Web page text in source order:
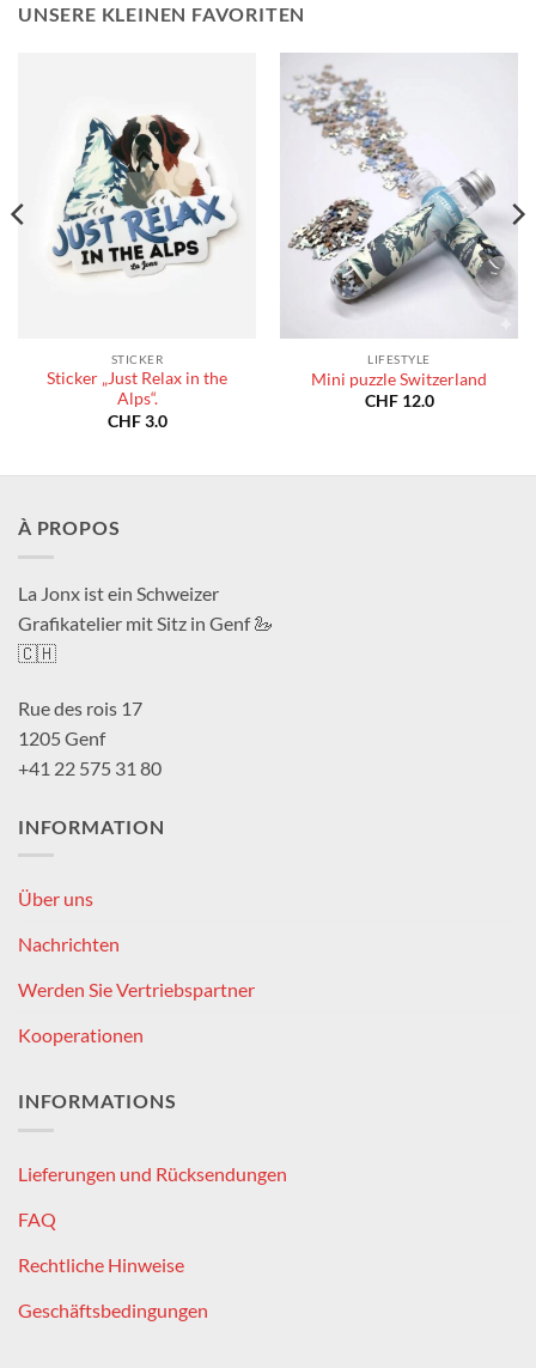
UNSERE KLEINEN FAVORITEN
STICKER
Sticker „Just Relax in the
Alps“.
CHF3.0
LIFESTYLE
Mini puzzle Switzerland
CHF12.0
À PROPOS
La Jonx ist ein Schweizer
Grafikatelier mit Sitz in Genf 🦢
🇨🇭
Rue des rois 17
1205 Genf
+41 22 575 31 80
INFORMATION
Über uns
Nachrichten
Werden Sie Vertriebspartner
Kooperationen
INFORMATIONS
Lieferungen und Rücksendungen
FAQ
Rechtliche Hinweise
Geschäftsbedingungen